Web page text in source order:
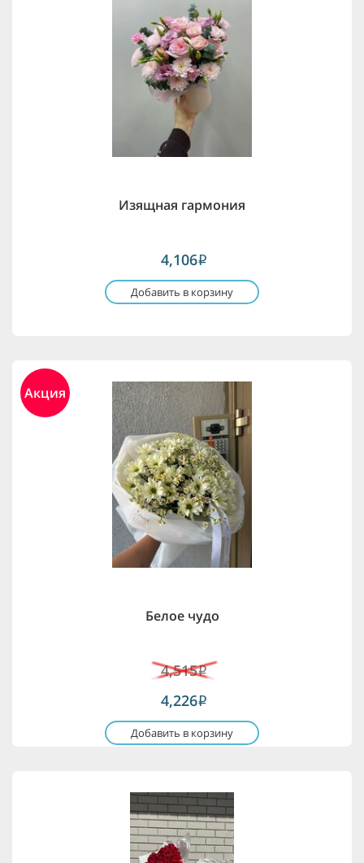
Изящная гармония
4,106i
Добавить в корзину
Акция
Белое чудо
4,515i
4,226i
Добавить в корзину